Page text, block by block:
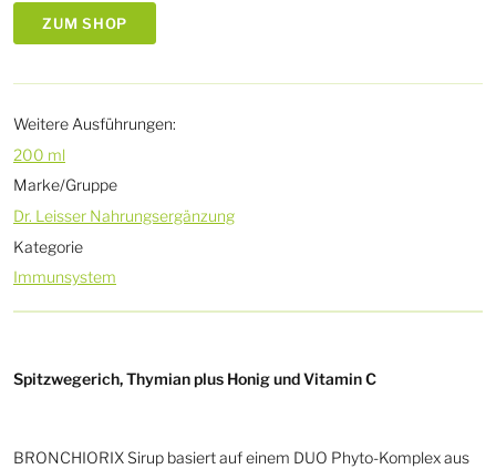
ZUM SHOP
Weitere Ausführungen:
200 ml
Marke/Gruppe
Dr. Leisser Nahrungsergänzung
Kategorie
Immunsystem
Spitzwegerich, Thymian plus Honig und Vitamin C
BRONCHIORIX Sirup basiert auf einem DUO Phyto-Komplex aus